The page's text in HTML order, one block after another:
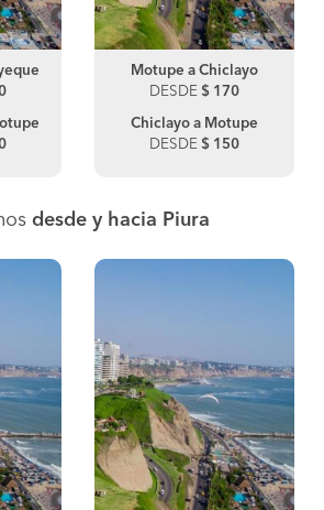
Motupe a Chiclayo
DESDE $ 170
Chiclayo a Motupe
DESDE $ 150
desde y hacia Piura